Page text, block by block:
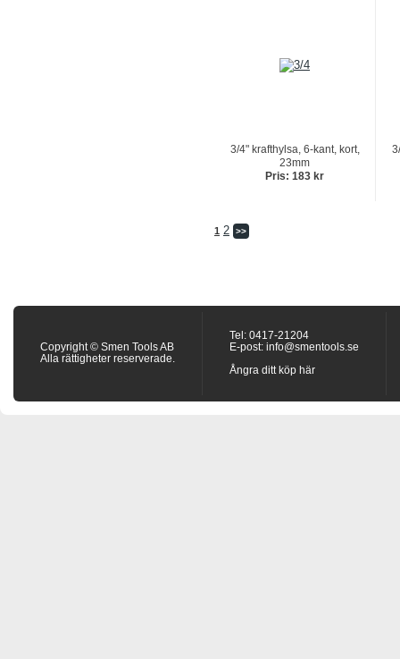
3/4" krafthylsa, 6-kant, kort,
23mm
Pris: 183 kr
1 2 >>
Copyright © Smen Tools AB
Alla rättigheter reserverade.
Tel: 0417-21204
E-post: info@smentools.se
Ångra ditt köp här